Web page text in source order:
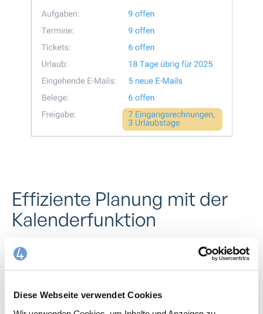
Diese Webseite verwendet Cookies
Effiziente Planung mit der
Kalenderfunktion
Mit der Kalenderfunktion von work4all haben Sie den
vollen Überblick über die tägliche Planung Ihrer
Handumdrehen vergeben und Ihre Mitarbeiter